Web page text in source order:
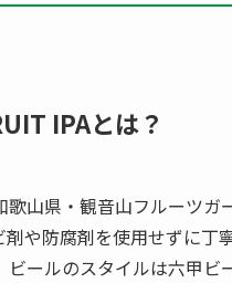
IPAとは？
歌山県・観音山フルーツ
剤や防腐剤を使用せずに
ビールのスタイルは六甲ビ